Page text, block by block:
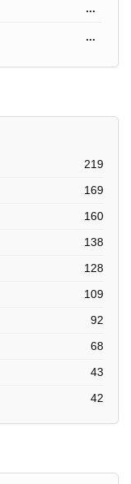
...
...
219
169
160
138
128
109
92
68
43
42